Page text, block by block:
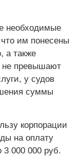
необходимые
им понесены
а также
не превышают
у судов
суммы
корпорации
на оплату
3 000 000 руб.